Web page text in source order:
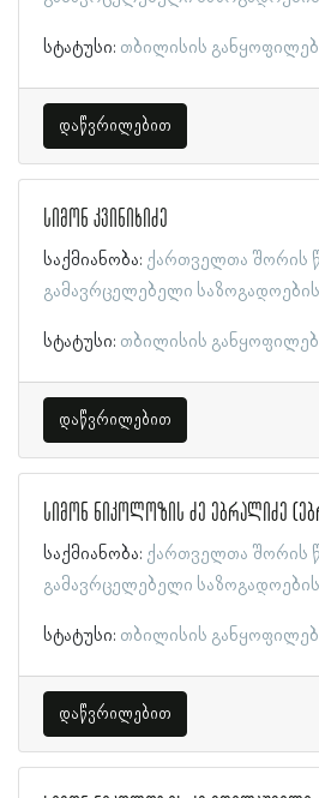
სტატუსი: თბილისის
დაწვრილებით
სიმონ კვინიხიძე
საქმიანობა: ქართველთა შორის
გამავრცელებელი
სტატუსი: თბილისის
დაწვრილებით
სიმონ ნიკოლოზის ძე ებრალიძე
საქმიანობა: ქართველთა შორის
გამავრცელებელი
სტატუსი: თბილისის
დაწვრილებით